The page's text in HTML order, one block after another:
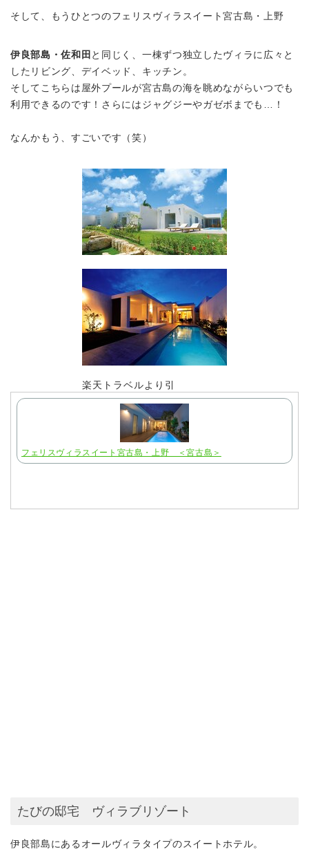
そして、もうひとつのフェリスヴィラスイート宮古島・上野
伊良部島・佐和田 と同じく、一棟ずつ独立したヴィラに広々と
したリビング、デイベッド、キッチン。
そしてこちらは 屋外プールが宮古島の海を眺めながらいつでも
利用できるのです！さらには ジャグジーやガゼボ までも…！
なんかもう、すごいです（笑）
楽天トラベルより引
フェリスヴィラスイート宮古島・上野 ＜宮古島＞
たびの邸宅 ヴィラブリゾート
伊良部島にある オールヴィラタイプのスイートホテル。